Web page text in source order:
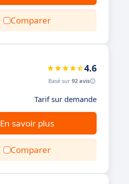
Comparer
4.6
Basé sur 92 avis
Tarif sur demande
En savoir plus
Comparer